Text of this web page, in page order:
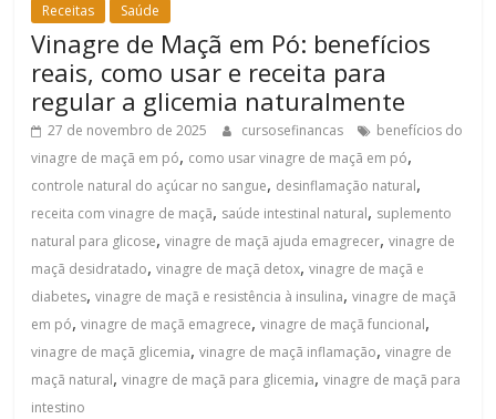
Receitas Saúde
Vinagre de Maçã em Pó: benefícios
reais, como usar e receita para
regular a glicemia naturalmente
27 de novembro de 2025 cursosefinancas
benefícios do
vinagre de maçã em pó, como usar vinagre de maçã em pó,
controle natural do açúcar no sangue, desinflamação natural,
receita com vinagre de maçã, saúde intestinal natural, suplemento
natural para glicose,vinagre de maçã ajuda emagrecer,vinagre de
maçã desidratado,vinagre de maçã detox,vinagre de maçã e
diabetes,vinagre de maçã e resistência à insulina,vinagre de maçã
em pó,vinagre de maçã emagrece,vinagre de maçã funcional,
vinagre de maçã glicemia,vinagre de maçã inflamação,vinagre de
maçã natural,vinagre de maçã para glicemia,vinagre de maçã para
intestino